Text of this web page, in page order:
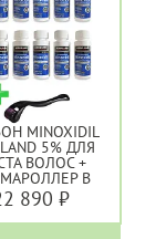
MINOXIDIL
5% ДЛЯ
ВОЛОС +
В
- 12
890 ₽